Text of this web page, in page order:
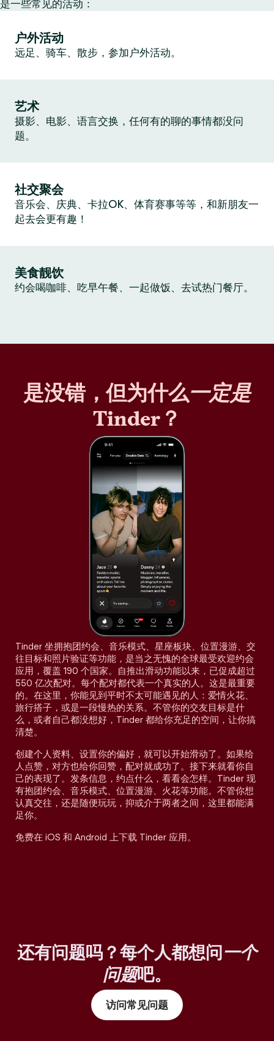
是一些常见的活动：
户外活动
远足、骑车、散步，参加户外活动。
艺术
摄影、电影、语言交换，任何有的聊的事情都没问
题。
社交聚会
音乐会、庆典、卡拉OK、体育赛事等等，和新朋友一
起去会更有趣！
美食靓饮
约会喝咖啡、吃早午餐、一起做饭、去试热门餐厅。
是没错，但为什么一定是
Tinder？
Tinder 坐拥抱团约会、音乐模式、星座板块、位置漫游、交
往目标和照片验证等功能，是当之无愧的全球最受欢迎约会
应用，覆盖 190 个国家。自推出滑动功能以来，已促成超过
550 亿次配对。每个配对都代表一个真实的人。这是最重要
的。在这里，你能见到平时不太可能遇见的人：爱情火花、
旅行搭子，或是一段慢热的关系。不管你的交友目标是什
么，或者自己都没想好，Tinder 都给你充足的空间，让你搞
清楚。
创建个人资料、设置你的偏好，就可以开始滑动了。如果给
人点赞，对方也给你回赞，配对就成功了。接下来就看你自
己的表现了。发条信息，约点什么，看看会怎样。Tinder 现
有抱团约会、音乐模式、位置漫游、火花等功能。不管你想
认真交往，还是随便玩玩，抑或介于两者之间，这里都能满
足你。
免费在 iOS 和 Android 上下载 Tinder 应用。
还有问题吗？每个人都想问一个
问题吧。
访问常见问题